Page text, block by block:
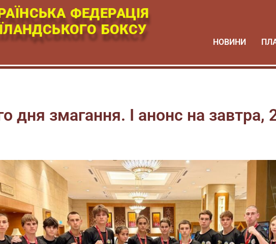
ФЕДЕРАЦІЯ
БОКСУ
НОВИНИ
дня змагання. І анонс на завтра,